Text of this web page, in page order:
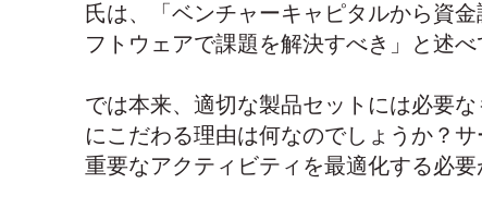
氏は、「ベンチャーキャピタルから資
フトウェアで課題を解決すべき」と述べ
では本来、適切な製品セットには必要
にこだわる理由は何なのでしょうか？
重要なアクティビティを最適化する必要